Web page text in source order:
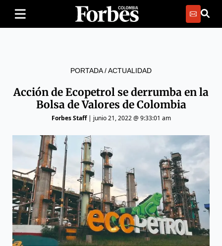
PORTADA/ACTUALIDAD
Acción de Ecopetrol se derrumba en la
Bolsa de Valores de Colombia
Forbes Staff| junio 21, 2022 @ 9:33:01 am